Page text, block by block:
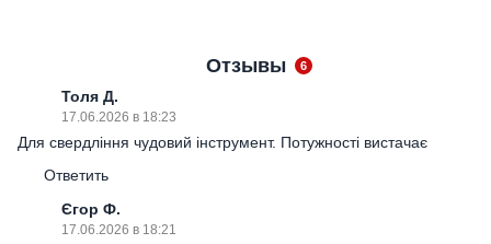
Отзывы 6
Толя Д.
17.06.2026 в 18:23
Для свердління чудовий інструмент. Потужності вистачає
Ответить
Єгор Ф.
17.06.2026 в 18:21